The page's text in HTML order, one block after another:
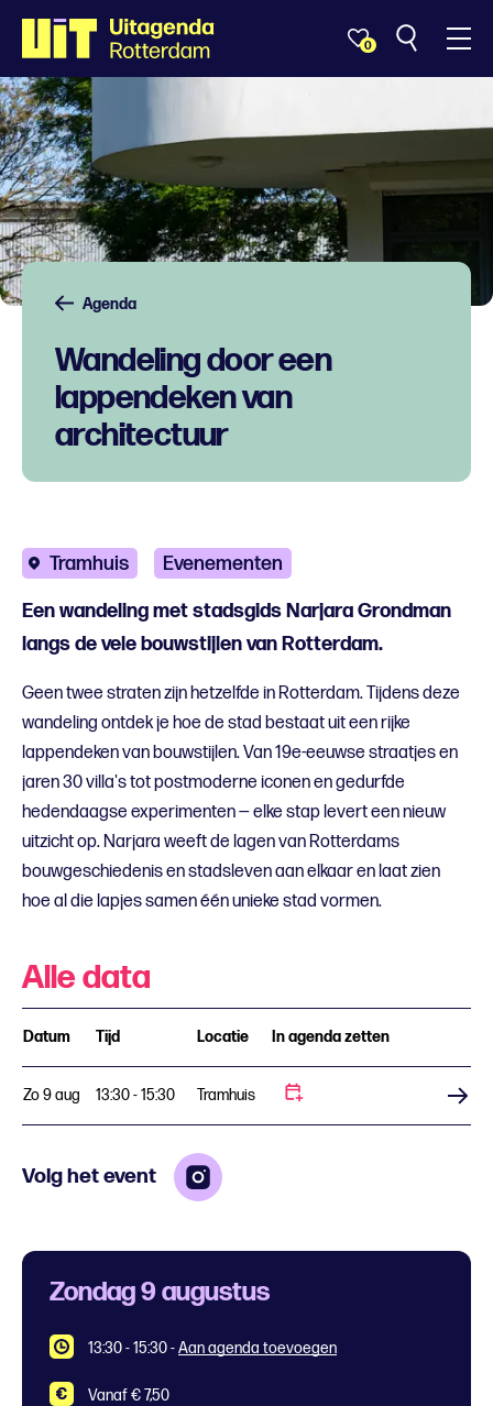
0
Agenda
Wandeling door een
lappendeken van
architectuur
Tramhuis Evenementen
Een wandeling met stadsgids Narjara Grondman
langs de vele bouwstijlen van Rotterdam.
Geen twee straten zijn hetzelfde in Rotterdam. Tijdens deze
wandeling ontdek je hoe de stad bestaat uit een rijke
lappendeken van bouwstijlen. Van 19e-eeuwse straatjes en
jaren 30 villa's tot postmoderne iconen en gedurfde
hedendaagse experimenten — elke stap levert een nieuw
uitzicht op. Narjara weeft de lagen van Rotterdams
bouwgeschiedenis en stadsleven aan elkaar en laat zien
hoe al die lapjes samen één unieke stad vormen.
Alle data
Datum Tijd Locatie In agenda zetten
Zo 9 aug 13:30 - 15:30 Tramhuis
Volg het event
Zondag 9 augustus
13:30 - 15:30-Aan agenda toevoegen
Vanaf € 7,50